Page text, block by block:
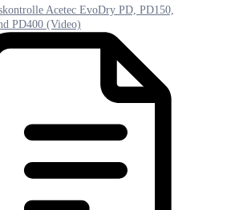
Acetec EvoDry PD, PD150,
PD400 (Video)